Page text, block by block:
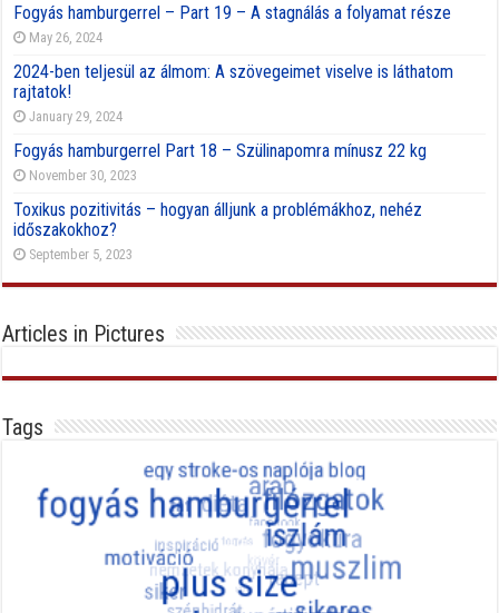
Fogyás hamburgerrel – Part 19 – A stagnálás a folyamat része
May 26, 2024
2024-ben teljesül az álmom: A szövegeimet viselve is láthatom
rajtatok!
January 29, 2024
Fogyás hamburgerrel Part 18 – Szülinapomra mínusz 22 kg
November 30, 2023
Toxikus pozitivitás – hogyan álljunk a problémákhoz, nehéz
időszakokhoz?
September 5, 2023
Articles in Pictures
Tags